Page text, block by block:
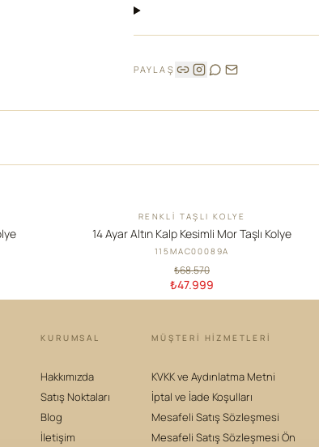
PAYLAŞ
RENKLI TAŞLI KOLYE
14 Ayar Altın Kalp Kesimli Mor Taşlı Kolye
115MAC00089A
₺68.570
₺47.999
KURUMSAL
Hakkımızda
Satış Noktaları
Blog
İletişim
MÜŞTERİ HİZMETLERİ
KVKK ve Aydınlatma Metni
İptal ve İade Koşulları
Mesafeli Satış Sözleşmesi
Mesafeli Satış Sözleşmesi Ön